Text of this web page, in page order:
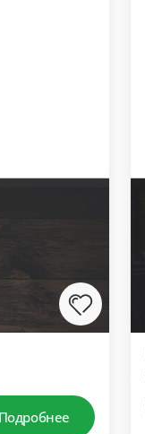
Подробнее